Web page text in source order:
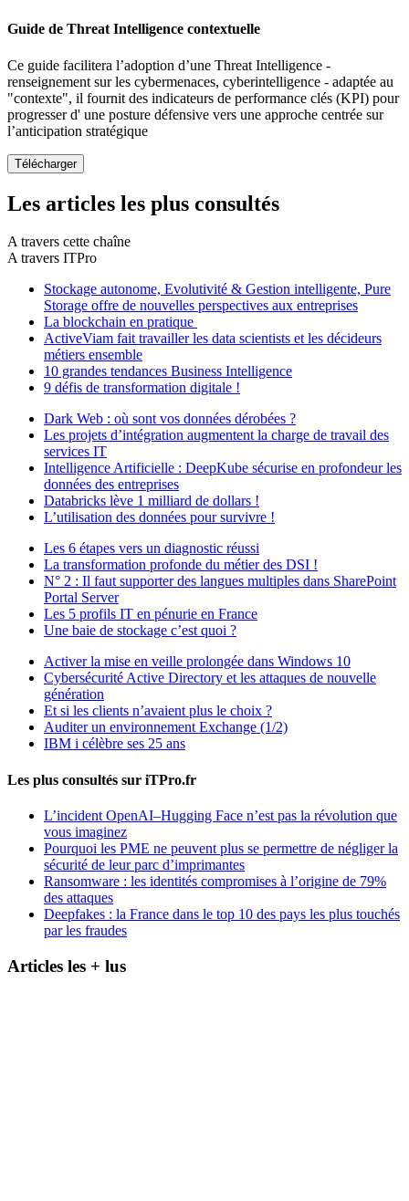
Guide de Threat Intelligence contextuelle
Ce guide facilitera l’adoption d’une Threat Intelligence -
renseignement sur les cybermenaces, cyberintelligence - adaptée au
"contexte", il fournit des indicateurs de performance clés (KPI) pour
progresser d' une posture défensive vers une approche centrée sur
l’anticipation stratégique
Les articles les plus consultés
A travers cette chaîne
A travers ITPro
Stockage autonome, Evolutivité & Gestion intelligente, Pure
Storage offre de nouvelles perspectives aux entreprises
La blockchain en pratique
ActiveViam fait travailler les data scientists et les décideurs
métiers ensemble
10 grandes tendances Business Intelligence
9 défis de transformation digitale !
Dark Web : où sont vos données dérobées ?
Les projets d’intégration augmentent la charge de travail des
services IT
Intelligence Artificielle : DeepKube sécurise en profondeur les
données des entreprises
Databricks lève 1 milliard de dollars !
L’utilisation des données pour survivre !
Les 6 étapes vers un diagnostic réussi
La transformation profonde du métier des DSI !
N° 2 : Il faut supporter des langues multiples dans SharePoint
Portal Server
Les 5 profils IT en pénurie en France
Une baie de stockage c’est quoi ?
Activer la mise en veille prolongée dans Windows 10
Cybersécurité Active Directory et les attaques de nouvelle
génération
Et si les clients n’avaient plus le choix ?
Auditer un environnement Exchange (1/2)
IBM i célèbre ses 25 ans
Les plus consultés sur iTPro.fr
L’incident OpenAI–Hugging Face n’est pas la révolution que
vous imaginez
Pourquoi les PME ne peuvent plus se permettre de négliger la
sécurité de leur parc d’imprimantes
Ransomware : les identités compromises à l’origine de 79%
des attaques
Deepfakes : la France dans le top 10 des pays les plus touchés
par les fraudes
Articles les + lus